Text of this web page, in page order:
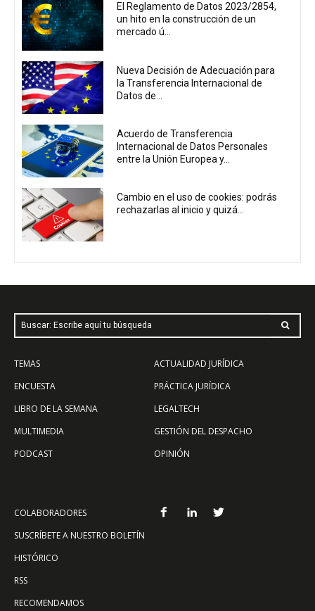
El Reglamento de Datos 2023/2854,
un hito en la construcción de un
mercado ú...
Nueva Decisión de Adecuación para
la Transferencia Internacional de
Datos de...
Acuerdo de Transferencia
Internacional de Datos Personales
entre la Unión Europea y...
Cambio en el uso de cookies: podrás
rechazarlas al inicio y quizá...
Buscar: Escribe aquí tu búsqueda
TEMAS
ENCUESTA
LIBRO DE LA SEMANA
MULTIMEDIA
PODCAST
ACTUALIDAD JURÍDICA
PRÁCTICA JURÍDICA
LEGALTECH
GESTIÓN DEL DESPACHO
OPINIÓN
COLABORADORES
SUSCRÍBETE A NUESTRO BOLETÍN
HISTÓRICO
RSS
RECOMENDAMOS